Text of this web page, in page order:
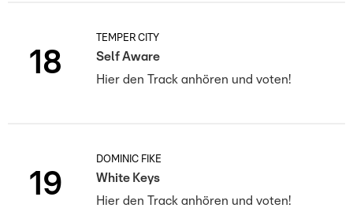
18
TEMPER CITY
Self Aware
Hier den Track anhören und voten!
19
DOMINIC FIKE
White Keys
Hier den Track anhören und voten!